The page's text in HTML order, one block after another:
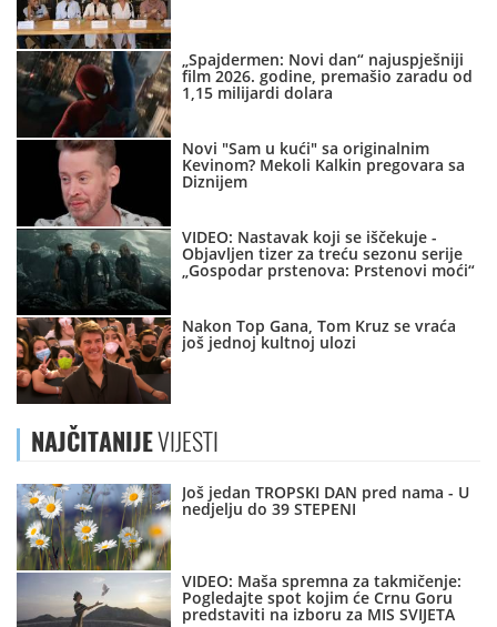
„Spajdermen: Novi dan“ najuspješniji
film 2026. godine, premašio zaradu od
1,15 milijardi dolara
Novi "Sam u kući" sa originalnim
Kevinom? Mekoli Kalkin pregovara sa
Diznijem
VIDEO: Nastavak koji se iščekuje -
Objavljen tizer za treću sezonu serije
„Gospodar prstenova: Prstenovi moći“
Nakon Top Gana, Tom Kruz se vraća
još jednoj kultnoj ulozi
NAJČITANIJEVIJESTI
Još jedan TROPSKI DAN pred nama - U
nedjelju do 39 STEPENI
VIDEO: Maša spremna za takmičenje:
Pogledajte spot kojim će Crnu Goru
predstaviti na izboru za MIS SVIJETA